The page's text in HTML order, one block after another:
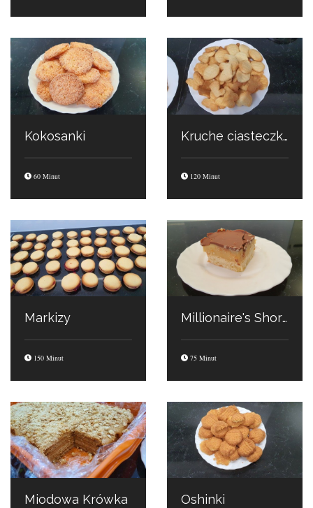
Kokosanki
60 Minut
Kruche ciasteczka
120 Minut
Markizy
150 Minut
Millionaire's Shortbread
75 Minut
Miodowa Krówka Oshinki